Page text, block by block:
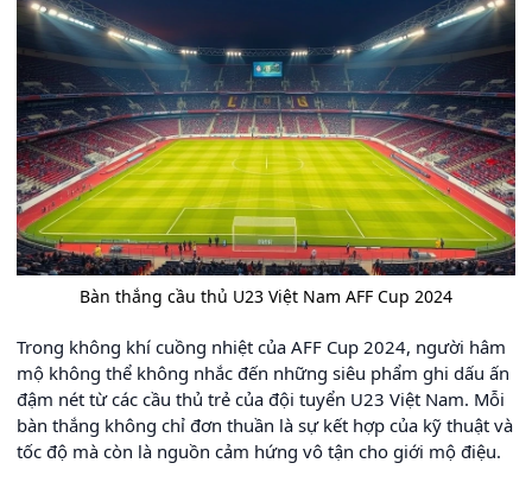
Bàn thắng cầu thủ U23 Việt Nam AFF Cup 2024
Trong không khí cuồng nhiệt của AFF Cup 2024, người hâm
mộ không thể không nhắc đến những siêu phẩm ghi dấu ấn
đậm nét từ các cầu thủ trẻ của đội tuyển U23 Việt Nam. Mỗi
bàn thắng không chỉ đơn thuần là sự kết hợp của kỹ thuật và
tốc độ mà còn là nguồn cảm hứng vô tận cho giới mộ điệu.